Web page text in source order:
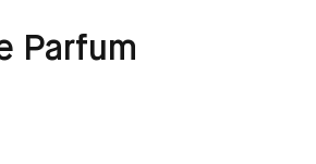
Parfum